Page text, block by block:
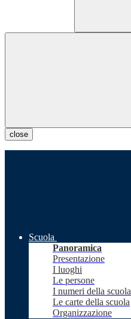
close
Scuola
Panoramica
Presentazione
I luoghi
Le persone
I numeri della scuola
Le carte della scuola
Organizzazione